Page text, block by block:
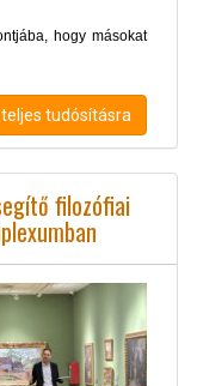
hogy másokat
tudósításra
filozófiai